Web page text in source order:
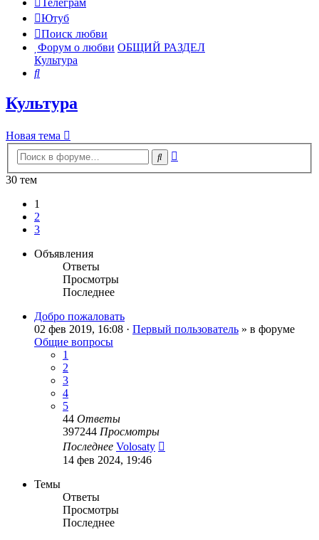
Ютуб
Поиск любви
Форум о любви ОБЩИЙ РАЗДЕЛ
Культура
Поиск
Культура
Новая тема
Поиск
30 тем
1
2
3
Объявления
Ответы
Просмотры
Последнее
Добро пожаловать
02 фев 2019, 16:08 · Первый пользователь » в форуме
Общие вопросы
1
2
3
4
5
44 Ответы
397244 Просмотры
Последнее Volosaty
14 фев 2024, 19:46
Темы
Ответы
Просмотры
Последнее